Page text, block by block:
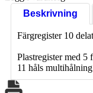
Beskrivning
Färgregister 10 delat
Plastregister med 5
11 håls